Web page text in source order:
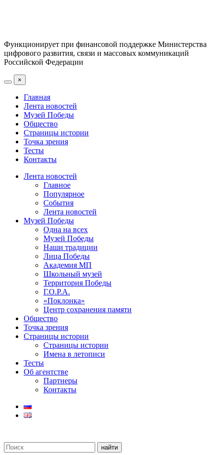
Функционирует при финансовой поддержке Министерства
цифрового развития, связи и массовых коммуникаций
Российской Федерации
×
Главная
Лента новостей
Музей Победы
Общество
Страницы истории
Точка зрения
Тесты
Контакты
Лента новостей
Главное
Популярное
События
Лента новостей
Музей Победы
Одна на всех
Музей Победы
Наши традиции
Лица Победы
Академия МП
Школьный музей
Территория Победы
Г.О.Р.А.
«Поклонка»
Центр сохранения памяти
Общество
Точка зрения
Страницы истории
Страницы истории
Имена в летописи
Тесты
Об агентстве
Партнеры
Контакты